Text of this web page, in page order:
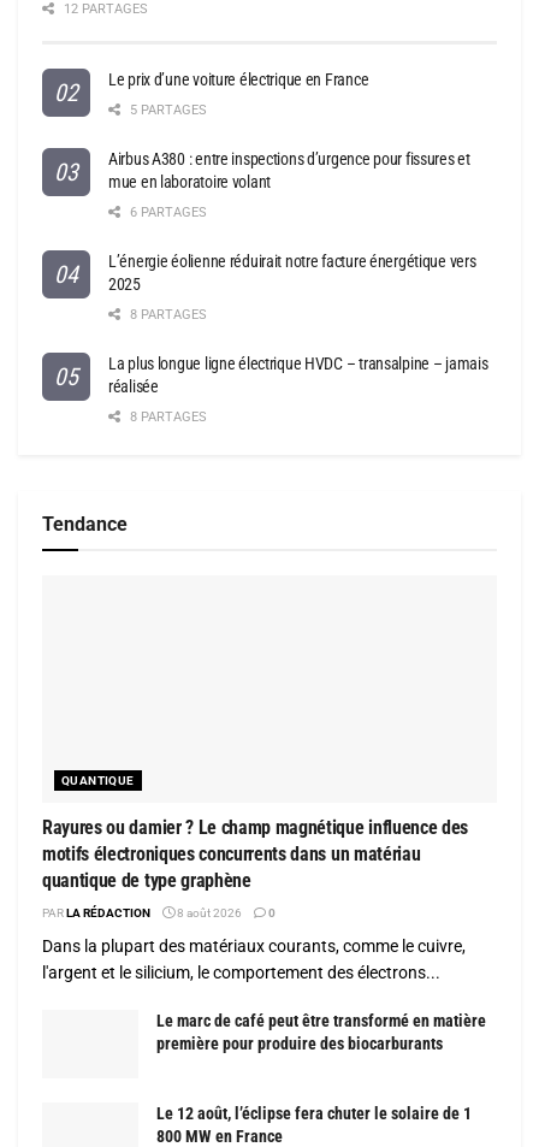
12 PARTAGES
Le prix d’une voiture électrique en France
5 PARTAGES
Airbus A380 : entre inspections d’urgence pour fissures et
mue en laboratoire volant
6 PARTAGES
L’énergie éolienne réduirait notre facture énergétique vers
2025
8 PARTAGES
La plus longue ligne électrique HVDC – transalpine – jamais
réalisée
8 PARTAGES
Tendance
QUANTIQUE
Rayures ou damier ? Le champ magnétique influence des
motifs électroniques concurrents dans un matériau
quantique de type graphène
PARLA RÉDACTION 8 août 2026 0
Dans la plupart des matériaux courants, comme le cuivre,
l'argent et le silicium, le comportement des électrons...
Le marc de café peut être transformé en matière
première pour produire des biocarburants
Le 12 août, l’éclipse fera chuter le solaire de 1
800 MW en France